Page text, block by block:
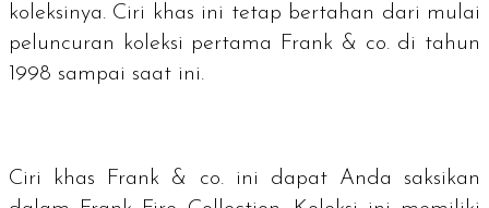
koleksinya. Ciri khas ini tetap bertahan dari mulai
peluncuran koleksi pertama Frank & co. di tahun
1998 sampai saat ini.
Ciri khas Frank & co. ini dapat Anda saksikan